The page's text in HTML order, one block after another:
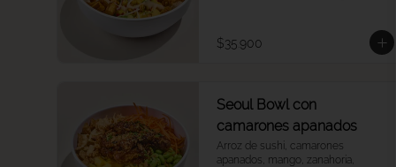
$35.900
Seoul Bowl con
camarones apanados
Arroz de sushi, camarones
apanados, mango, zanahoria,